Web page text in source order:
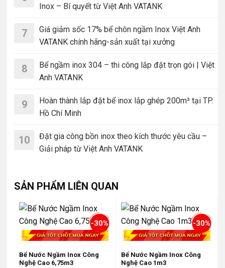
Inox – Bí quyết từ Việt Anh VATANK
7
Giá giảm sốc 17% bể chôn ngầm Inox Việt Anh
VATANK chính hãng-sản xuất tại xưởng
8
Bể ngầm inox 304 – thi công lắp đặt trọn gói | Việt
Anh VATANK
9
Hoàn thành lắp đặt bể inox lắp ghép 200m³ tại TP.
Hồ Chí Minh
10
Đặt gia công bồn inox theo kích thước yêu cầu –
Giải pháp từ Việt Anh VATANK
SẢN PHẨM LIÊN QUAN
-30%
Bể Nước Ngầm Inox Công
Nghệ Cao 6,75m3
-30%
Bể Nước Ngầm Inox Công
Nghệ Cao 1m3